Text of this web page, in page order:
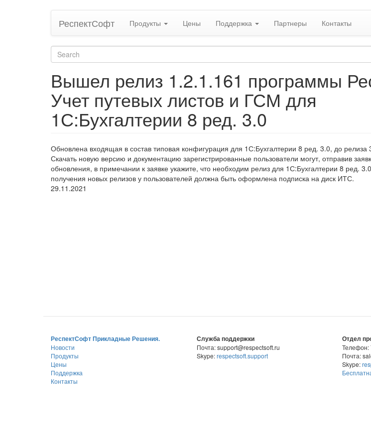
РеспектСофт Продукты Цены Поддержка Партнеры Контакты
Search
form
Вышел релиз 1.2.1.161 программы
Учет путевых листов и ГСМ для
1С:Бухгалтерии 8 ред. 3.0
Обновлена входящая в состав типовая конфигурация для 1С:Бухгалтерии 8 ред. 3.0, до релиза
Скачать новую версию и документацию зарегистрированные пользователи могут, отправив
обновления, в примечании к заявке укажите, что необходим релиз для 1С:Бухгалтерии 8 ред.
получения новых релизов у пользователей должна быть оформлена подписка на диск ИТС.
29.11.2021
РеспектСофт Прикладные Решения.
Новости
Продукты
Цены
Поддержка
Контакты
Служба поддержки
Почта: support@respectsoft.ru
Skype:respectsoft.support
Отдел
Телефон:
Почта:
Skype: